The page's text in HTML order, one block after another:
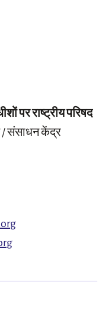
पर राष्ट्रीय परिषद
/ संसाधन केंद्र